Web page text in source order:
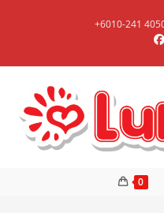
+6010-241
0